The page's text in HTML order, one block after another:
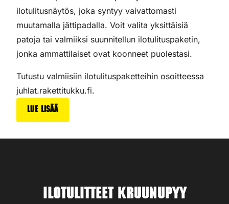
ilotulitusnäytös, joka syntyy vaivattomasti
muutamalla jättipadalla. Voit valita yksittäisiä
patoja tai valmiiksi suunnitellun ilotulituspaketin,
jonka ammattilaiset ovat koonneet puolestasi.
Tutustu valmiisiin ilotulituspaketteihin osoitteessa
juhlat.rakettitukku.fi.
Lue lisää
Ilotulitteet Kruunupyy